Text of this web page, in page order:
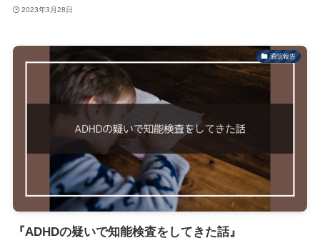
2023年3月28日
通院報告
『ADHDの疑いで知能検査をしてきた話』